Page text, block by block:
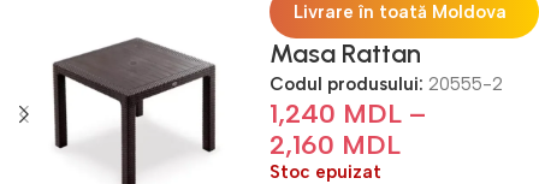
Livrare în toată Moldova
Masa Rattan
Codul produsului: 20555-2
1,240 MDL –
2,160 MDL
Stoc epuizat